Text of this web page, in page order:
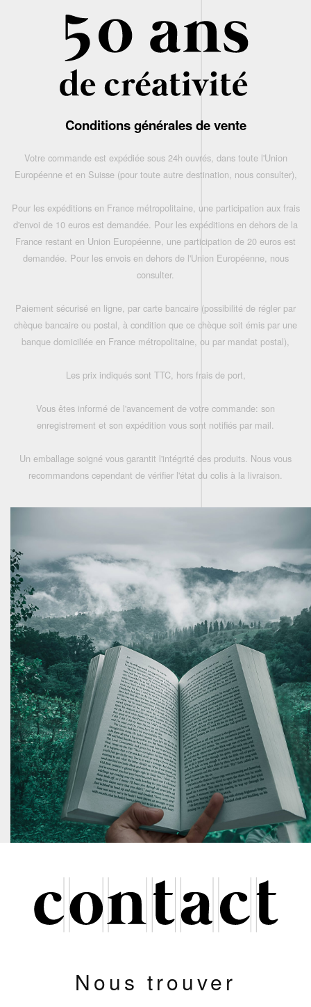
Conditions générales de vente
Votre commande est expédiée sous 24h ouvrés, dans toute l'Union
Européenne et en Suisse (pour toute autre destination, nous consulter),
Pour les expéditions en France métropolitaine, une participation aux frais
d'envoi de 10 euros est demandée. Pour les expéditions en dehors de la
France restant en Union Européenne, une participation de 20 euros est
demandée. Pour les envois en dehors de l'Union Européenne, nous
consulter.
Paiement sécurisé en ligne, par carte bancaire (possibilité de régler par
chèque bancaire ou postal, à condition que ce chèque soit émis par une
banque domiciliée en France métropolitaine, ou par mandat postal),
Les prix indiqués sont TTC, hors frais de port,
Vous êtes informé de l'avancement de votre commande: son
enregistrement et son expédition vous sont notifiés par mail.
Un emballage soigné vous garantit l'intégrité des produits. Nous vous
recommandons cependant de vérifier l'état du colis à la livraison.
Nous trouver